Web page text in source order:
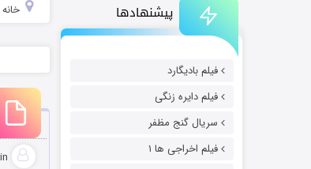
پیشنهادها
فیلم بادیگارد
فیلم دایره زنگی
سریال گنج مظفر
فیلم اخراجی ها ۱
خانه